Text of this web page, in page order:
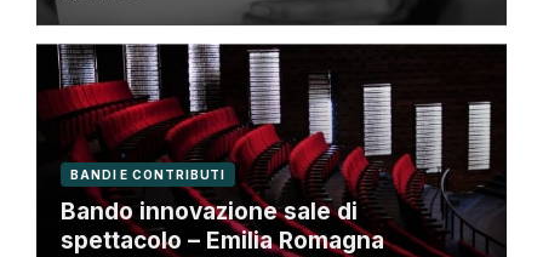
BANDI E CONTRIBUTI
Bando innovazione sale di
spettacolo – Emilia Romagna